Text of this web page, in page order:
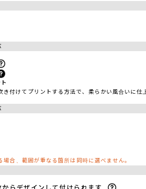
き付けてプリントする方法で、柔らかい風合いに仕
合、範囲が重なる箇所は同時に選べません。